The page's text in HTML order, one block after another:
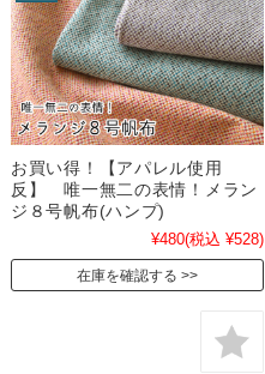
お買い得！【アパレル使用
反】 唯一無二の表情！メラン
ジ８号帆布(ハンプ)
¥480(税込 ¥528)
在庫を確認する